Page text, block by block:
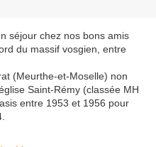
séjour chez nos bons amis
du massif vosgien, entre
(Meurthe-et-Moselle) non
Saint-Rémy (classée MH
entre 1953 et 1956 pour